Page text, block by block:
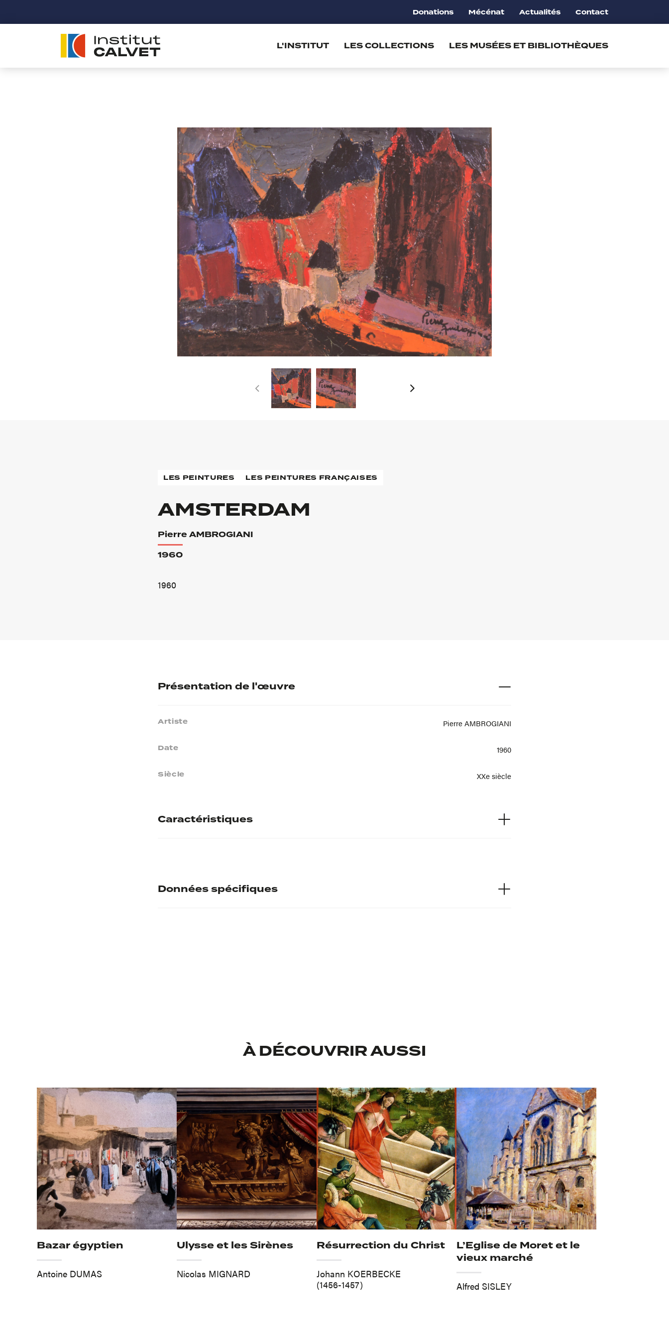
Donations Mécénat Actualités Contact
L'INSTITUT LES COLLECTIONS LES MUSÉES ET BIBLIOTHÈQUES
LES PEINTURES LES PEINTURES FRANÇAISES
AMSTERDAM
Pierre AMBROGIANI
1960
1960
Présentation de l'œuvre
Artiste Pierre AMBROGIANI
Date 1960
Siècle XXe siècle
Caractéristiques
Données spécifiques
À DÉCOUVRIR AUSSI
Bazar égyptien
Antoine DUMAS
Ulysse et les Sirènes
Nicolas MIGNARD
Résurrection du Christ
Johann KOERBECKE
(1456-1457)
L’Eglise de Moret et le
vieux marché
Alfred SISLEY